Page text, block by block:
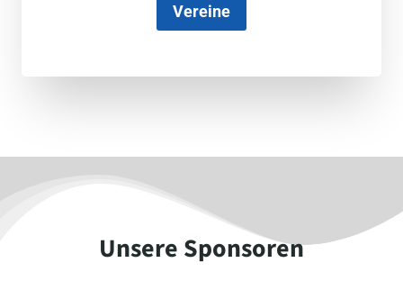
Vereine
Unsere Sponsoren